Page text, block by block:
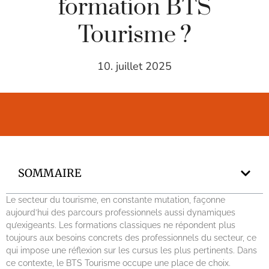
formation BTS
Tourisme ?
10. juillet 2025
SOMMAIRE
Le secteur du tourisme, en constante mutation, façonne
aujourd’hui des parcours professionnels aussi dynamiques
qu’exigeants. Les formations classiques ne répondent plus
toujours aux besoins concrets des professionnels du secteur, ce
qui impose une réflexion sur les cursus les plus pertinents. Dans
ce contexte, le BTS Tourisme occupe une place de choix.